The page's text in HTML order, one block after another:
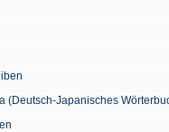
(Deutsch-Japanisches